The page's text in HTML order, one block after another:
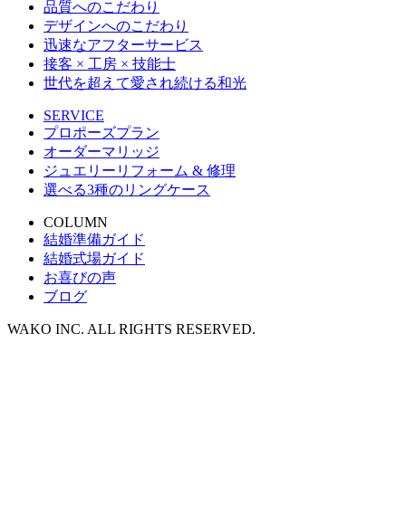
品質へのこだわり
デザインへのこだわり
迅速なアフターサービス
接客 × 工房 × 技能士
世代を超えて愛され続ける和光
SERVICE
プロポーズプラン
オーダーマリッジ
ジュエリーリフォーム & 修理
選べる3種のリングケース
COLUMN
結婚準備ガイド
結婚式場ガイド
お喜びの声
ブログ
WAKO INC. ALL RIGHTS RESERVED.